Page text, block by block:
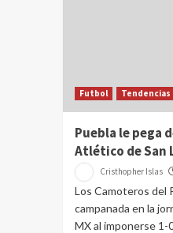
Futbol Tendencias
Puebla le pega
Atlético de San
Cristhopher Islas
Los Camoteros del
campanada en la
MX al imponerse 1-